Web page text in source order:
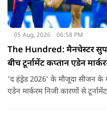
05 Aug, 2026 06:58 PM
The Hundred: मैनचेस्टर
बीच टूर्नामेंट कप्तान एडेन
'द हंड्रेड 2026' के मौजूदा सीजन
एडेन मार्करम निजी कारणों से